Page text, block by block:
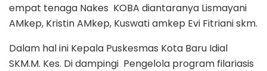
empat tenaga Nakes KOBA diantaranya Lismayani
AMkep, Kristin AMkep, Kuswati amkep Evi Fitriani skm.
Dalam hal ini Kepala Puskesmas Kota Baru Idial
SKM.M. Kes. Di dampingi Pengelola program filariasis